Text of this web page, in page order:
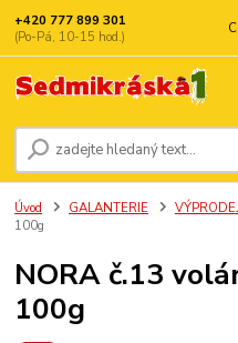
+420 777 899 301
(Po-Pá, 10-15 hod.)
Úvod GALANTERIE
100g
NORA č.13
100g